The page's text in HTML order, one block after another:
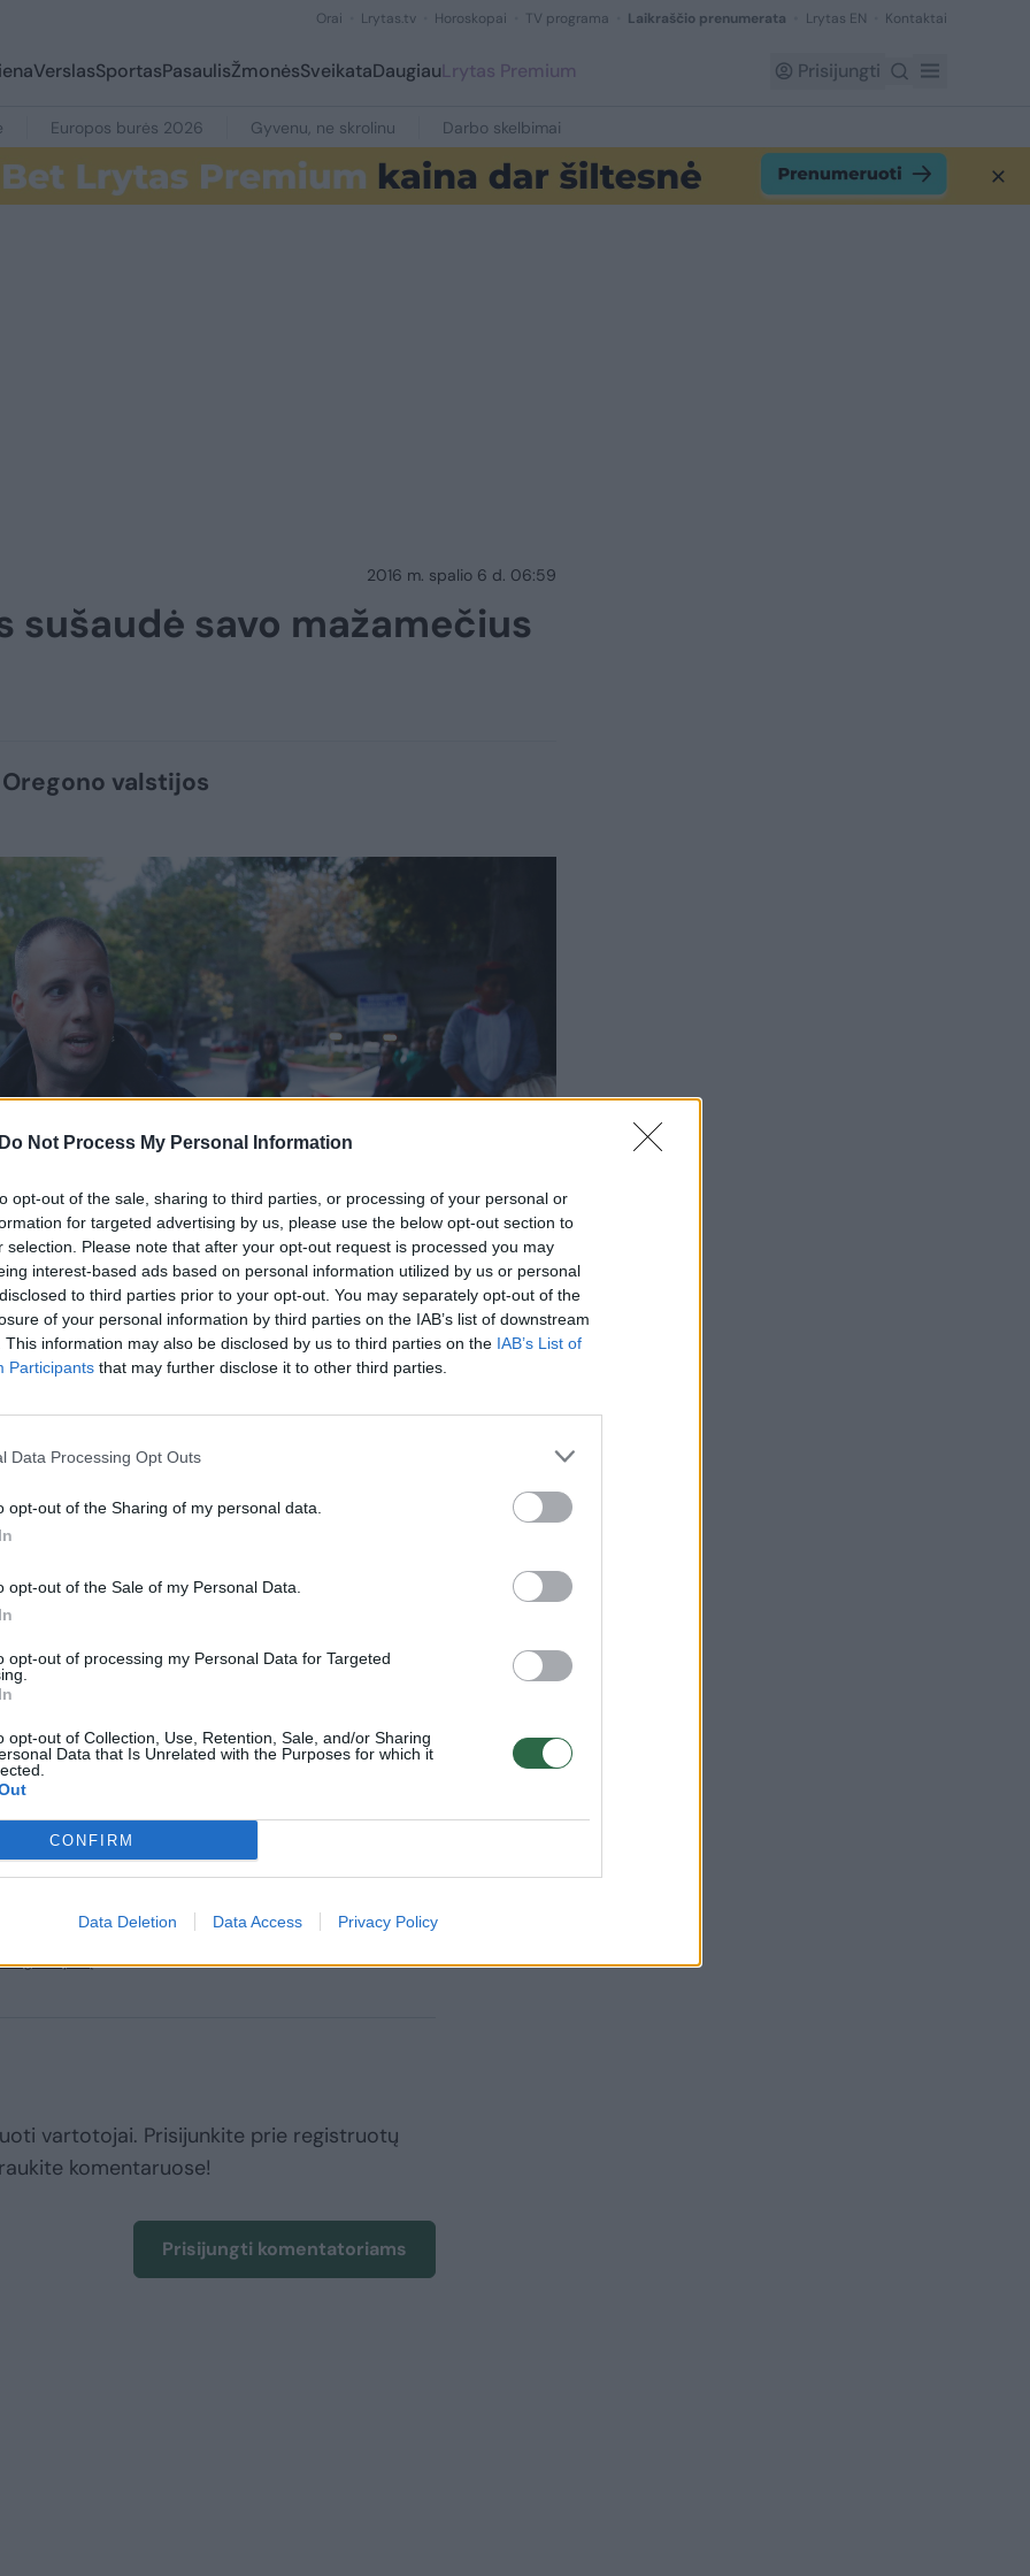
Do Not Process My Personal Information
opt-out of the sale, sharing to third parties, or processing of your personal or
for targeted advertising by us, please use the below opt-out section to
selection. Please note that after your opt-out request is processed you may
interest-based ads based on personal information utilized by us or personal
to third parties prior to your opt-out. You may separately opt-out of the
of your personal information by third parties on the IAB’s list of downstream
This information may also be disclosed by us to third parties on the IAB’s List of
Participants that may further disclose it to other third parties.
Data Processing Opt Outs
opt-out of the Sharing of my personal data.
opt-out of the Sale of my Personal Data.
opt-out of processing my Personal Data for Targeted
opt-out of Collection, Use, Retention, Sale, and/or Sharing
Data that Is Unrelated with the Purposes for which it
CONFIRM
Data Deletion Data Access Privacy Policy
Orai Lrytas.tv Horoskopai TV programa Laikraščio prenumerata Lrytas EN Kontaktai
VerslasSportasPasaulisŽmonėsSveikataDaugiauLrytas Premium Prisijungti
Europos burės 2026 Gyvenu, ne skrolinu Darbo skelbimai
2016 m. spalio 6 d. 06:59
sušaudė savo mažamečius
valstijos
gyvenamajame komplekse. Giminaitė
pareigūnams. Policija patvirtina,
ir aštuonerių metų mergaitė, taip pat
incidentą kaip nužudymą ir
policijos pranešime.
gyventojams pavojus negresia.
sukelia karštas diskusijas dėl
žymių
vartotojai. Prisijunkite prie registruotų
komentaruose!
Prisijungti komentatoriams